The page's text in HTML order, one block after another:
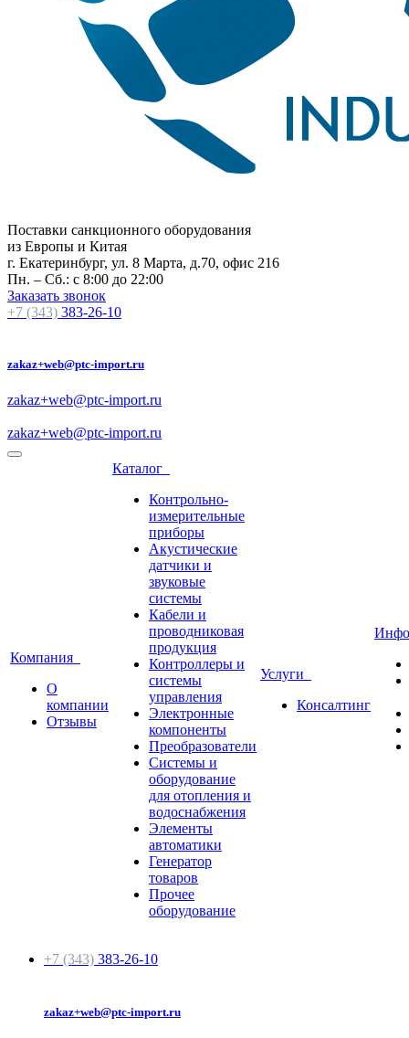
Поставки санкционного оборудования
из Европы и Китая
г. Екатеринбург, ул. 8 Марта, д.70, офис 216
Пн. – Сб.: с 8:00 до 22:00
Заказать звонок
+7 (343) 383-26-10
zakaz+web@ptc-import.ru
zakaz+web@ptc-import.ru
zakaz+web@ptc-import.ru
Компания
О
компании
Отзывы
Каталог
Контрольно-
измерительные
приборы
Акустические
датчики и
звуковые
системы
Кабели и
проводниковая
продукция
Контроллеры и
системы
управления
Электронные
компоненты
Преобразователи
Системы и
оборудование
для отопления и
водоснабжения
Элементы
автоматики
Генератор
товаров
Прочее
оборудование
Услуги
Консалтинг
+7 (343) 383-26-10
zakaz+web@ptc-import.ru